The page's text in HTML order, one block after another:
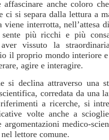
affascinare anche coloro
ci si separa dalla lettura a
viene interrotta, nell’attesa
più ricchi e più
vissuto la
il proprio mondo interiore
agire e interagire.
si declina attraverso una
corredata da una
a ricerche, si
volte anche a
medico-
lettore comune.